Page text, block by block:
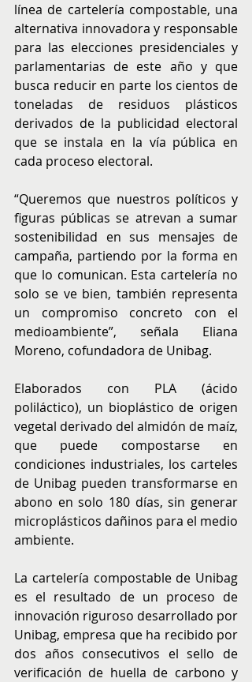
línea de cartelería compostable, una
alternativa innovadora y responsable
para las elecciones presidenciales y
parlamentarias de este año y que
busca reducir en parte los cientos de
toneladas de residuos plásticos
derivados de la publicidad electoral
que se instala en la vía pública en
cada proceso electoral.
“Queremos que nuestros políticos y
figuras públicas se atrevan a sumar
sostenibilidad en sus mensajes de
campaña, partiendo por la forma en
que lo comunican. Esta cartelería no
solo se ve bien, también representa
un compromiso concreto con el
medioambiente”, señala Eliana
Moreno, cofundadora de Unibag.
Elaborados con PLA (ácido
poliláctico), un bioplástico de origen
vegetal derivado del almidón de maíz,
que puede compostarse en
condiciones industriales, los carteles
de Unibag pueden transformarse en
abono en solo 180 días, sin generar
microplásticos dañinos para el medio
ambiente.
La cartelería compostable de Unibag
es el resultado de un proceso de
innovación riguroso desarrollado por
Unibag, empresa que ha recibido por
dos años consecutivos el sello de
verificación de huella de carbono y